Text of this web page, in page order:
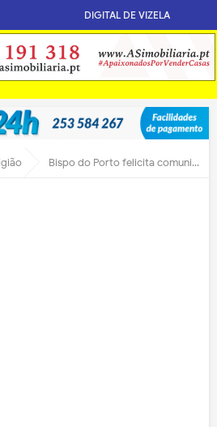
DIGITAL DE VIZELA
Bispo do Porto felicita comunidade de Santa Eulália pela sua Linda e acolhedora tricentenária Igreja